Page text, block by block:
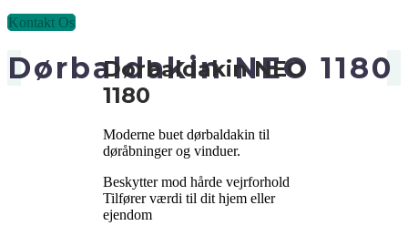
Kontakt Os
Dørbaldakin NEO 1180
Dørbaldakin NEO
1180
Moderne buet dørbaldakin til
døråbninger og vinduer.
Beskytter mod hårde vejrforhold
Tilfører værdi til dit hjem eller
ejendom